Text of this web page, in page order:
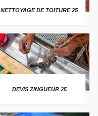
NETTOYAGE DE TOITURE 25
DEVIS ZINGUEUR 25